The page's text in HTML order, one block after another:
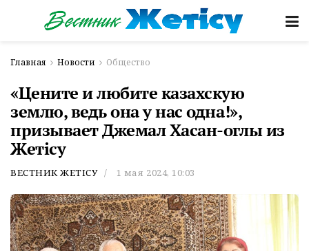
Главная Новости Общество
«Цените и любите казахскую
землю, ведь она у нас одна!»,
призывает Джемал Хасан-оглы из
Жетісу
ВЕСТНИК ЖЕТІСУ 1 мая 2024, 10:03